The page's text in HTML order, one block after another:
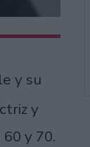
y su
y
y 70.